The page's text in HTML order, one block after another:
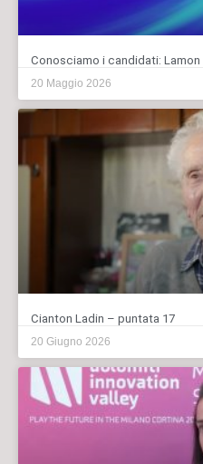
Conosciamo i candidati: Lamon
20 Maggio 2026
Cianton Ladin – puntata 17
20 Giugno 2026